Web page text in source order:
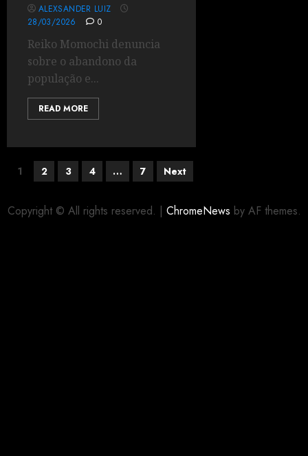
ALEXSANDER LUIZ
28/03/2026
0
Reiko Momochi denuncia
sobre o abandono da
população e...
READ MORE
1 2 3 4 … 7 Next
Copyright © All rights reserved. | ChromeNews by AF themes.